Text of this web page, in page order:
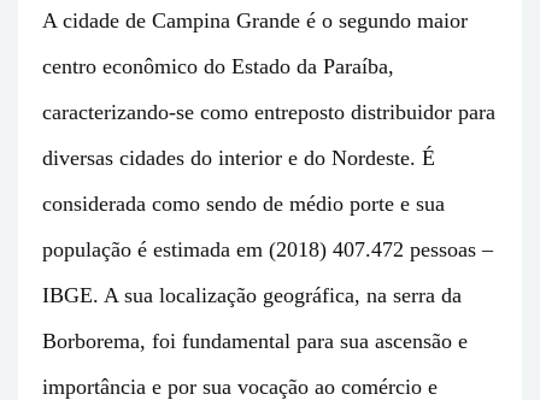
A cidade de Campina Grande é o segundo maior
centro econômico do Estado da Paraíba,
caracterizando-se como entreposto distribuidor para
diversas cidades do interior e do Nordeste. É
considerada como sendo de médio porte e sua
população é estimada em (2018) 407.472 pessoas –
IBGE. A sua localização geográfica, na serra da
Borborema, foi fundamental para sua ascensão e
importância e por sua vocação ao comércio e